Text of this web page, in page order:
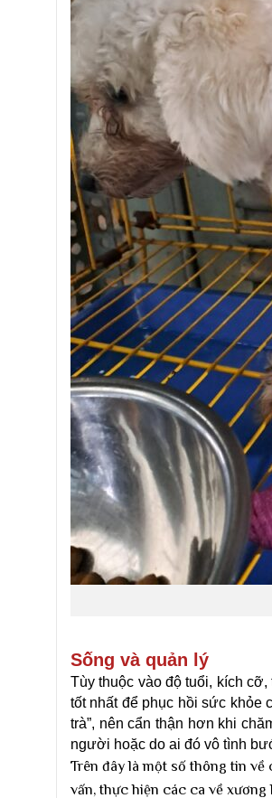
Sống và quản lý
Tùy thuộc vào độ tuổi, kích
tốt nhất để phục hồi sức khỏe
trà”, nên cẩn thận hơn khi
người hoặc do ai đó vô tình
Trên đây là một số thông tin
vấn, thực hiện các ca về